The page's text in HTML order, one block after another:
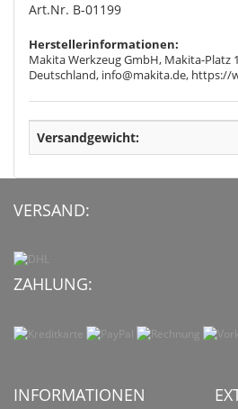
Art.Nr. B-01199
Herstellerinformationen:
Makita Werkzeug GmbH, Makita-Platz
Deutschland, info@makita.de, https://
Versandgewicht:
VERSAND:
ZAHLUNG:
INFORMATIONEN